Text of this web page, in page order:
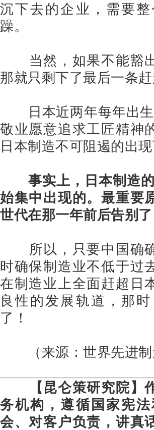
沉下去的企业，需要
躁。
当然，如果不能豁
那就只剩下了最后一条赶
日本近两年每年出
敬业愿意追求工匠精神
日本制造不可阻遏的出现
事实上，日本制造
始集中出现的。最重要
世代在那一年前后告别
所以，只要中国确
时确保制造业不低于过
在制造业上全面赶超日
良性的发展轨道，那
了！
（来源：世界先进
【昆仑策研究院
务机构，遵循国家宪
会、对客户负责，讲真